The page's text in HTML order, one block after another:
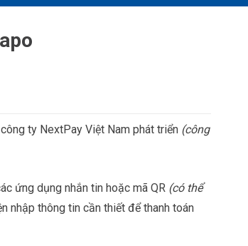
ty NextPay Việt Nam phát triển (công
ứng dụng nhắn tin hoặc mã QR (có thể
nhập thông tin cần thiết để thanh toán